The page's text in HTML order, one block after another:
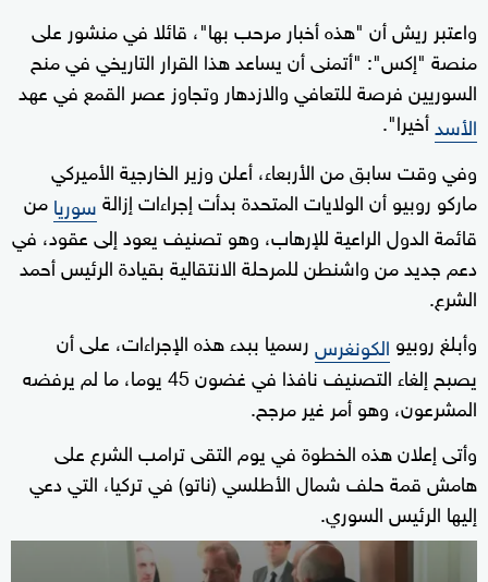
واعتبر ريش أن "هذه أخبار مرحب بها"، قائلا في منشور على
منصة "إكس": "أتمنى أن يساعد هذا القرار التاريخي في منح
السوريين فرصة للتعافي والازدهار وتجاوز عصر القمع في عهد
الأسدأخيرا".
وفي وقت سابق من الأربعاء، أعلن وزير الخارجية الأميركي
ماركو روبيو أن الولايات المتحدة بدأت إجراءات إزالةسوريامن
قائمة الدول الراعية للإرهاب، وهو تصنيف يعود إلى عقود، في
دعم جديد من واشنطن للمرحلة الانتقالية بقيادة الرئيس أحمد
الشرع.
وأبلغ روبيو الكونغرسرسميا ببدء هذه الإجراءات، على أن
يصبح إلغاء التصنيف نافذا في غضون 45 يوما، ما لم يرفضه
المشرعون، وهو أمر غير مرجح.
وأتى إعلان هذه الخطوة في يوم التقى ترامب الشرع على
هامش قمة حلف شمال الأطلسي (ناتو) في تركيا، التي دعي
إليها الرئيس السوري.